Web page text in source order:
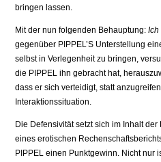
bringen lassen.
Mit der nun folgenden Behauptung: Ich
gegenüber PIPPEL’S Unterstellung
selbst in Verlegenheit zu brin­gen,
die PIPPEL ihn gebracht hat,
dass er sich verteidigt, statt
Interaktionssituation.
Die Defensivität setzt sich im Inhalt
eines erotischen
PIPPEL einen Punktgewinn. Nicht nur